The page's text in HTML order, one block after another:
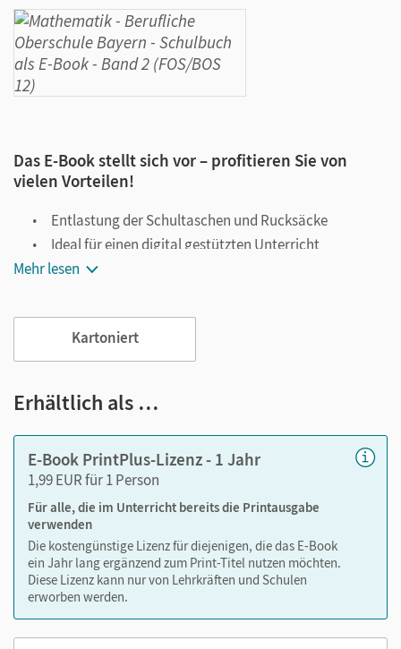
Das E-Book stellt sich vor – profitieren Sie von
vielen Vorteilen!
Entlastung der Schultaschen und Rucksäcke
Ideal für einen digital gestützten Unterricht
Notiz- und Markierungsmöglichkeit
Viele digitale Funktionen unterstützen das Lehren und
Lernen:
Notizen erstellen
Lesezeichen hinzufügen
Zoomen
Mehr lesen
Kartoniert
Erhältlich als …
E-Book PrintPlus-Lizenz - 1 Jahr
1,99 EUR für 1 Person
Für alle, die im Unterricht bereits die Printausgabe
verwenden
Die kostengünstige Lizenz für diejenigen, die das E-Book
ein Jahr lang ergänzend zum Print-Titel nutzen möchten.
Diese Lizenz kann nur von Lehrkräften und Schulen
erworben werden.